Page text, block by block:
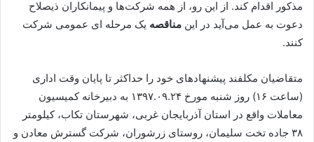
مذکور اقدام کند. از این رو، از همه شرکت‌ها و پیمانکاران ذیصلاح
دعوت به عمل می‌آید در این مناقصه یک مرحله ای عمومی شرکت
کنند.
متقاضیان مکلفند پیشنهادهای خود را حداکثر تا پایان وقت اداری
(ساعت ۱۶) روز شنبه مورخ ۱۳۹۷.۰۹.۲۴ به دبیرخانه کمیسیون
معاملات واقع در استان آذربایجان غربی، شهرستان تکاب، کیلومتر
۳۸ جاده تخت سلیمان، روستای زرشوران، شرکت گسترش معادن و